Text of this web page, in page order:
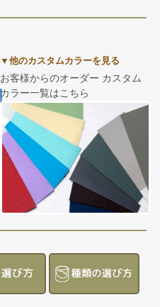
▼他のカスタムカラーを見る
お客様からのオーダー カスタム
カラー一覧はこちら